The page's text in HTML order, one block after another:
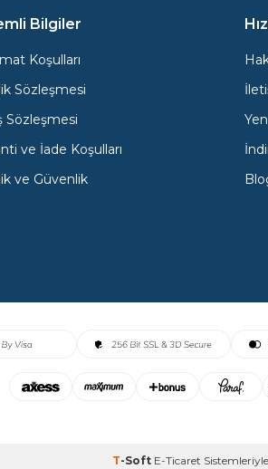
Bilgiler
Koşulları
Sözleşmesi
Sözleşmesi
ve İade Koşulları
ve Güvenlik
T-Soft E-Ticaret